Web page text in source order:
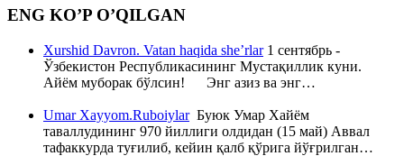
ENG KO’P O’QILGAN
Xurshid Davron. Vatan haqida she’rlar1 сентябрь -
Ўзбекистон Республикасининг Мустақиллик куни.
Айём муборак бўлсин! Энг азиз ва энг…
Umar Xayyom.RuboiylarБуюк Умар Хайём
таваллудининг 970 йиллиги олдидан (15 май) Аввал
тафаккурда туғилиб, кейин қалб қўрига йўғрилган…